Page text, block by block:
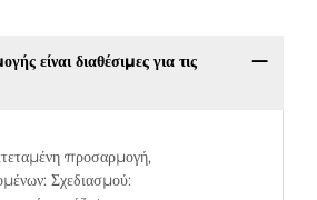
είναι διαθέσιμες για τις
προσαρμογή,
Σχεδιασμού: